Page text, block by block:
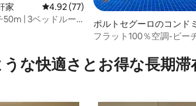
平均評価
家 レビュー77件、5つ星中4.92つ星の平
4.92 (77)
50m | 3ベッドルー
ポルトセグーロのコンド
アム
フラット100％空調-ビー
な快⁠適⁠さ⁠とお⁠得⁠な長⁠期⁠滞⁠